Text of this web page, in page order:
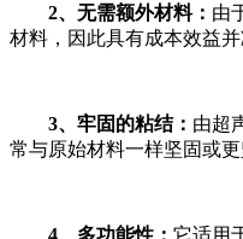
2、无需额外材料： 由
材料，因此具有成本效益并
3、牢固的粘结： 由超
常与原始材料一样坚固或更
4、多功能性： 它适用